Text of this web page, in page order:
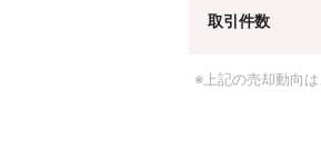
取引件数
※上記の売却動向